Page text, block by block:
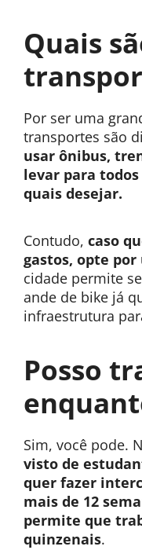
Quais
Por ser uma
transportes são
usar ônibus,
levar para todos
quais desejar.
Contudo, caso
gastos, opte
cidade permite
ande de bike já
infraestrutura
Posso
Sim, você pode.
visto de
quer fazer
mais de 12
permite que
quinzenais.